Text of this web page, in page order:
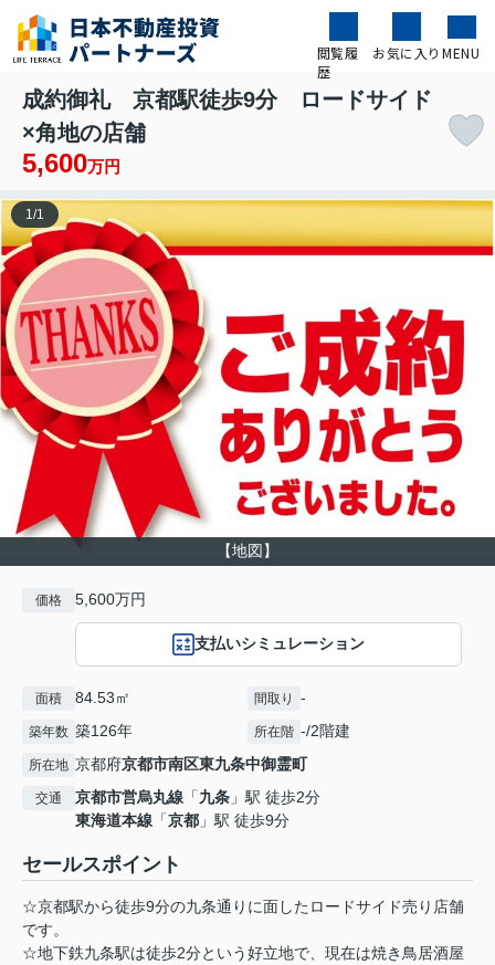
閲覧履
歴
お気に入り MENU
成約御礼 京都駅徒歩9分 ロードサイド
×角地の店舗
5,600万円
【地図】
1 /1
価格 5,600万円
支払いシミュレーション
面積 84.53㎡ 間取り -
築年数 築126年 所在階 -/2階建
所在地 京都府京都市南区東九条中御霊町
交通 京都市営烏丸線 「九条 」駅 徒歩2分
東海道本線 「京都 」駅 徒歩9分
セールスポイント
☆京都駅から徒歩9分の九条通りに面したロードサイド売り店舗
です。
☆地下鉄九条駅は徒歩2分という好立地で、現在は焼き鳥居酒屋